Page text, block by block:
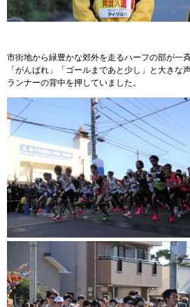
市街地から緑豊かな郊外を走るハーフの部が一
「がんばれ」「ゴールまであと少し」と大きな
ランナーの背中を押していました。